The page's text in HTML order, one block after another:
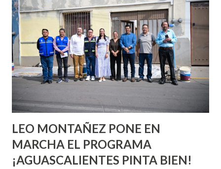
quienes ya han tenido relaciones sexuales no son expertos
o expertas en el tema. Siempre hay algo nuevo que
aprender y nuevas experiencias que conocer. Si eres una
chica y aún no has tenido relaciones sexuales, tal vez
pienses que el sexo será increíble y no puedas esperar para
experimentarlo, pero como cualquier persona con
experiencia te dirá, siempre es mejor cuando ambas partes
son suficientemen...
LEO MONTAÑEZ PONE EN
MARCHA EL PROGRAMA
¡AGUASCALIENTES PINTA BIEN!